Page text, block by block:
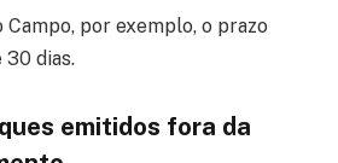
Campo, por exemplo, o prazo
30 dias.
emitidos fora da